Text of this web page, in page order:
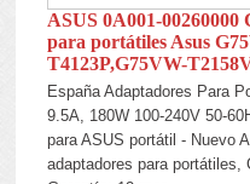
ASUS 0A001-00260000
para portátiles Asus
T4123P,G75VW-
España Adaptadores Para
9.5A, 180W 100-240V 50-
para ASUS portátil - Nuevo
adaptadores para portátiles,